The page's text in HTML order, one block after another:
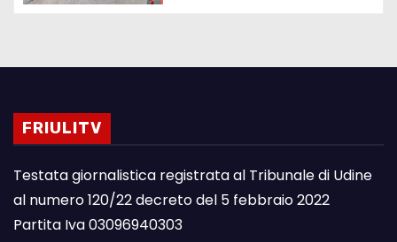
FRIULITV
Testata giornalistica registrata al Tribunale di Udine
al numero 120/22 decreto del 5 febbraio 2022
Partita Iva 03096940303